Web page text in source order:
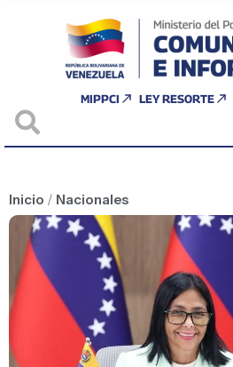
MIPPCI LEY RESORTE
Inicio / Nacionales